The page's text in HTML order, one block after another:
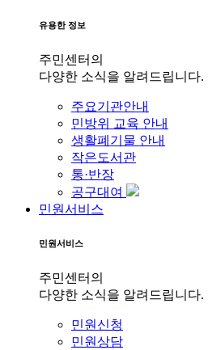
유용한 정보
주민센터의
다양한 소식을 알려드립니다.
주요기관안내
민방위 교육 안내
생활폐기물 안내
작은도서관
통·반장
공구대여
민원서비스
민원서비스
주민센터의
다양한 소식을 알려드립니다.
민원신청
민원상담